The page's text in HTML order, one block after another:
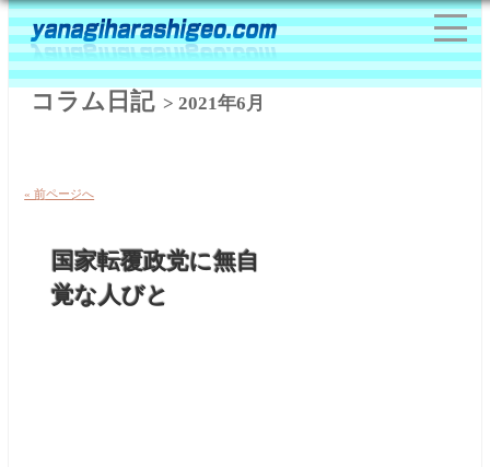
コラム日記> 2021年6月
« 前ページへ
国家転覆政党に無自
覚な人びと